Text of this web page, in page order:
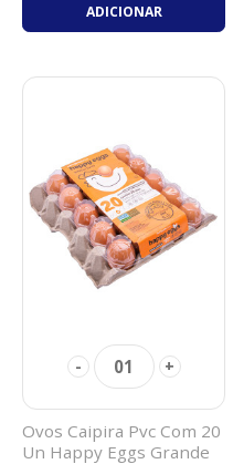
ADICIONAR
- 01 +
Ovos Caipira Pvc Com 20
Un Happy Eggs Grande